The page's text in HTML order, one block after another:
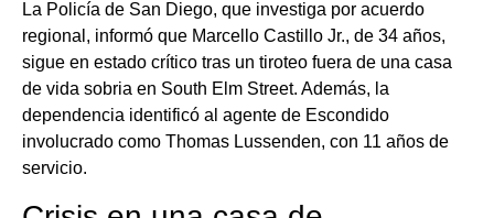
La Policía de San Diego, que investiga por acuerdo
regional, informó que Marcello Castillo Jr., de 34 años,
sigue en estado crítico tras un tiroteo fuera de una casa
de vida sobria en South Elm Street. Además, la
dependencia identificó al agente de Escondido
involucrado como Thomas Lussenden, con 11 años de
servicio.